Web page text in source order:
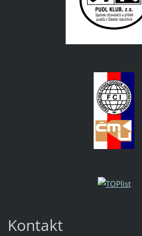
Kontakt